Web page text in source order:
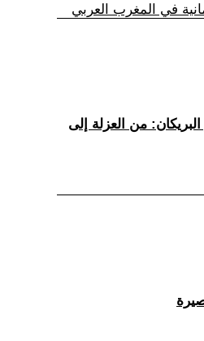
في المغرب العربي
من العزلة إلى